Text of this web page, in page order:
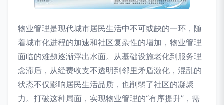
物业管理是现代城市居民生活中不可或缺的一环，随
着城市化进程的加速和社区复杂性的增加，物业管理
面临的难题逐渐浮出水面。从基础设施老化到服务理
念滞后，从经费收支不透明到邻里矛盾激化，混乱的
状态不仅影响居民生活品质，也削弱了社区的凝聚
力。打破这种局面，实现物业管理的“有序提升”，需